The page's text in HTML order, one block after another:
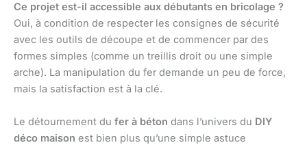
Ce projet est-il accessible aux débutants en bricolage ?
Oui, à condition de respecter les consignes de sécurité
avec les outils de découpe et de commencer par des
formes simples (comme un treillis droit ou une simple
arche). La manipulation du fer demande un peu de force,
mais la satisfaction est à la clé.
Le détournement du fer à béton dans l’univers du DIY
déco maison est bien plus qu’une simple astuce